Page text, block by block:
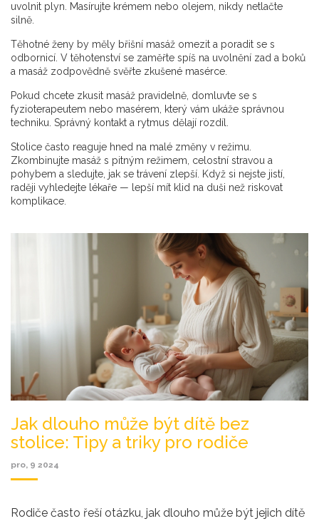
uvolnit plyn. Masírujte krémem nebo olejem, nikdy netlačte
silně.
Těhotné ženy by měly břišní masáž omezit a poradit se s
odbornicí. V těhotenství se zaměřte spíš na uvolnění zad a boků
a masáž zodpovědně svěřte zkušené masérce.
Pokud chcete zkusit masáž pravidelně, domluvte se s
fyzioterapeutem nebo masérem, který vám ukáže správnou
techniku. Správný kontakt a rytmus dělají rozdíl.
Stolice často reaguje hned na malé změny v režimu.
Zkombinujte masáž s pitným režimem, celostní stravou a
pohybem a sledujte, jak se trávení zlepší. Když si nejste jistí,
raději vyhledejte lékaře — lepší mít klid na duši než riskovat
komplikace.
Jak dlouho může být dítě bez
stolice: Tipy a triky pro rodiče
pro, 9 2024
Rodiče často řeší otázku, jak dlouho může být jejich dítě